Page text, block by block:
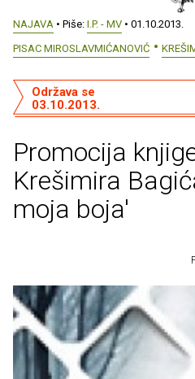
NAJAVA • Piše: I.P. - MV • 01.10.2013.
PISAC MIROSLAVMIĆANOVIĆ
Promocija
Krešimira
moja boja'
Održava se
03.10.2013.